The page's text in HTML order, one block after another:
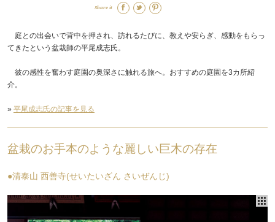
Share it
庭との出会いで背中を押され、訪れるたびに、教えや安らぎ、感動をもらっ
てきたという盆栽師の平尾成志氏。
彼の感性を奮わす庭園の奥深さに触れる旅へ。おすすめの庭園を3カ所紹
介。
» 平尾成志氏の記事を見る
盆栽のお手本のような麗しい巨木の存在
●清泰山 西善寺(せいたいざん さいぜんじ)